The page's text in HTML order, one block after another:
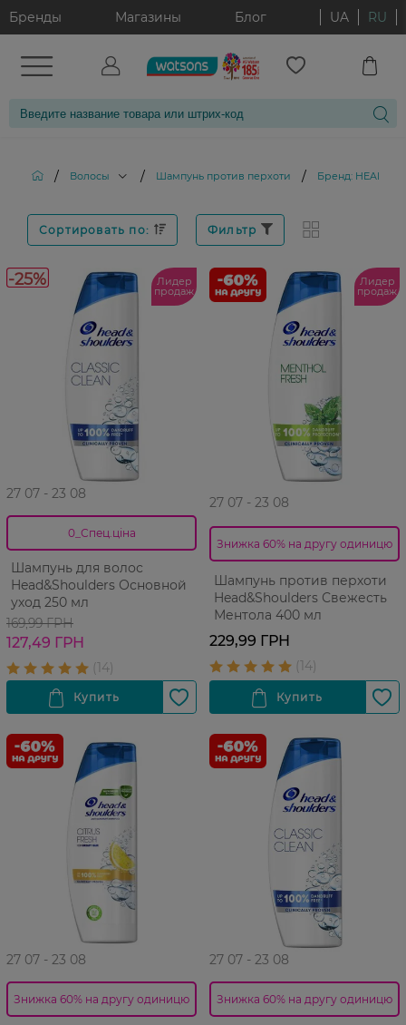
Бренды Магазины Блог UA RU
/ Волосы / Шампунь против перхоти / Бренд: HEAD
Сортировать по: Фильтр
-25% Лидер
продаж
27 07 - 23 08
0_Спец.ціна
Шампунь для волос
Head&Shoulders Основной
уход 250 мл
169,99 ГРН
127,49 ГРН
Лидер
продаж
27 07 - 23 08
Знижка 60% на другу одиницю
Шампунь против перхоти
Head&Shoulders Свежесть
Ментола 400 мл
229,99 ГРН
27 07 - 23 08
Знижка 60% на другу одиницю
27 07 - 23 08
Знижка 60% на другу одиницю